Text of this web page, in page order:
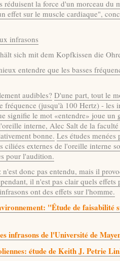
réduisent la force d'un morceau du
effet sur le muscle cardiaque",
infrasons
entendre que les basses
audibles? D'une part, tout le
fréquence (jusqu'à 100 Hertz) - les
signifie le mot «entendre» joue un
interne, Alec Salt de la
bonne. Les études
ciliées externes de l'oreille interne
pour l'audition.
n'est donc pas entendu, mais il
il n'est pas clair quels
ont des effets sur l'homme.
"Étude de faisabilité
infrasons de l'Université de
étude de Keith J. Petrie